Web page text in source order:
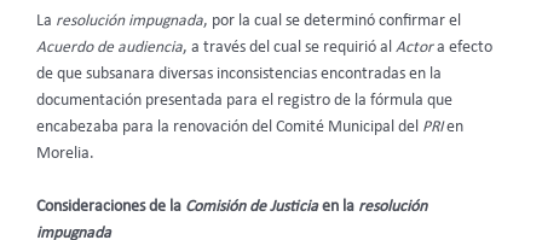
La resolución impugnada, por la cual se determinó confirmar el
Acuerdo de audiencia, a través del cual se requirió al Actora efecto
de que subsanara diversas inconsistencias encontradas en la
documentación presentada para el registro de la fórmula que
encabezaba para la renovación del Comité Municipal del PRIen
Morelia.
Consideraciones de la Comisión de Justiciaen la resolución
impugnada